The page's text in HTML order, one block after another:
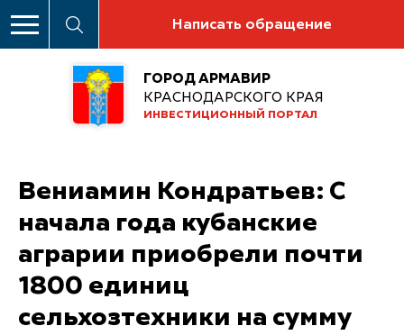
Написать обращение
ГОРОД АРМАВИР
КРАСНОДАРСКОГО КРАЯ
ИНВЕСТИЦИОННЫЙ ПОРТАЛ
Вениамин Кондратьев: С
начала года кубанские
аграрии приобрели почти
1800 единиц
сельхозтехники на сумму